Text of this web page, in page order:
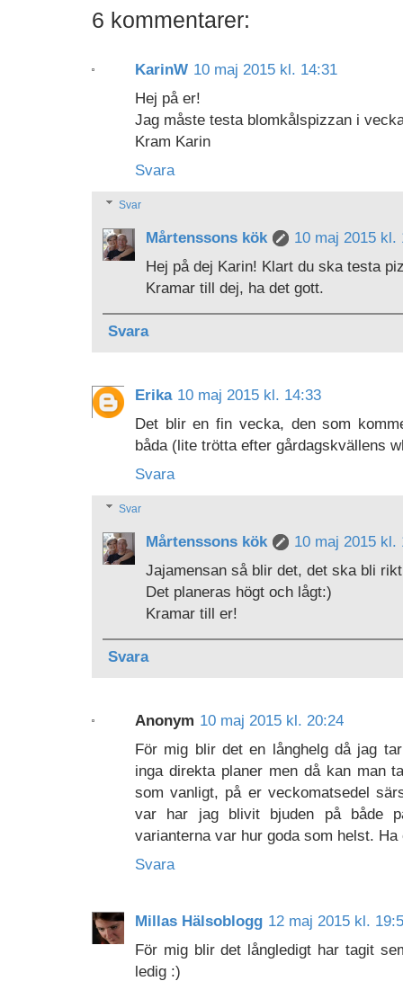
6 kommentarer:
KarinW 10 maj 2015 kl. 14:31
Hej på er!
Jag måste testa blomkålspizzan i
Kram Karin
Svara
Svar
Mårtenssons kök
10 maj 2015 kl.
Hej på dej Karin! Klart du ska testa
Kramar till dej, ha det gott.
Svara
Erika 10 maj 2015 kl. 14:33
Det blir en fin vecka, den som
båda (lite trötta efter gårdagskvällens
Svara
Svar
Mårtenssons kök
10 maj 2015 kl.
Jajamensan så blir det, det ska bli
Det planeras högt och lågt:)
Kramar till er!
Svara
Anonym 10 maj 2015 kl. 20:24
För mig blir det en långhelg då jag
inga direkta planer men då kan man
som vanligt, på er veckomatsedel
var har jag blivit bjuden på både
varianterna var hur goda som helst.
Svara
Millas Hälsoblogg 12 maj 2015 kl.
För mig blir det långledigt har tagit
ledig :)